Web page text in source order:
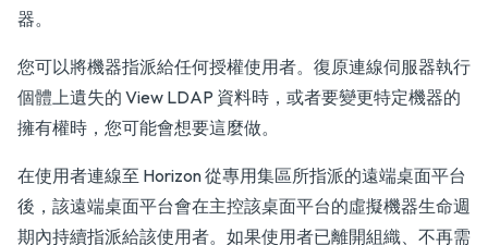
器。
您可以將機器指派給任何授權使用者。復原連線伺服器執行
個體上遺失的 View LDAP 資料時，或者要變更特定機器的
擁有權時，您可能會想要這麼做。
在使用者連線至 Horizon 從專用集區所指派的遠端桌面平台
後，該遠端桌面平台會在主控該桌面平台的虛擬機器生命週
期內持續指派給該使用者。如果使用者已離開組織、不再需